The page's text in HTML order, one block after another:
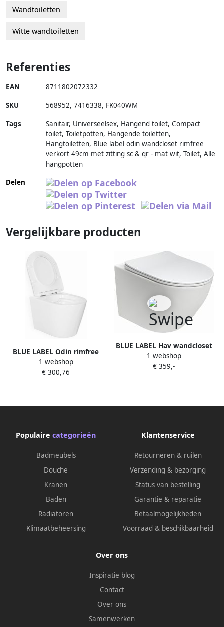
Wandtoiletten
Witte wandtoiletten
Referenties
EAN 8711802072332
SKU 568952, 7416338, FK040WM
Tags
Sanitair, Universeelsex, Hangend toilet, Compact
toilet, Toiletpotten, Hangende toiletten,
Hangtoiletten, Blue label odin wandcloset rimfree
verkort 49cm met zitting sc & qr - mat wit, Toilet, Alle
hangpotten
Delen
Vergelijkbare producten
BLUE LABEL Odin rimfree
wandcloset 49cm met
closetzitting softclose quick
1 webshop
€ 300,76
BLUE LABEL Hav wandcloset
49cm Spinflush
spoelrandloos met
1 webshop
€ 359,-
Populaire categorieën
Badmeubels
Douche
Kranen
Baden
Radiatoren
Klimaatbeheersing
Klantenservice
Retourneren & ruilen
Verzending & bezorging
Status van bestelling
Garantie & reparatie
Betaalmogelijkheden
Voorraad & beschikbaarheid
Over ons
Inspiratie blog
Contact
Over ons
Samenwerken